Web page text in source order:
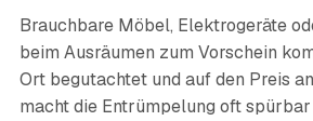
Brauchbare Möbel, Elektrogeräte
beim Ausräumen zum Vorschein
Ort begutachtet und auf den Preis
macht die Entrümpelung oft